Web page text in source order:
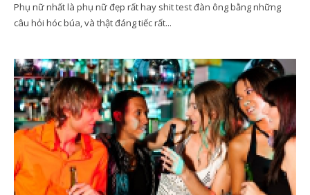
Phụ nữ nhất là phụ nữ đẹp rất hay shit test đàn ông bằng những
câu hỏi hóc búa, và thật đáng tiếc rất...